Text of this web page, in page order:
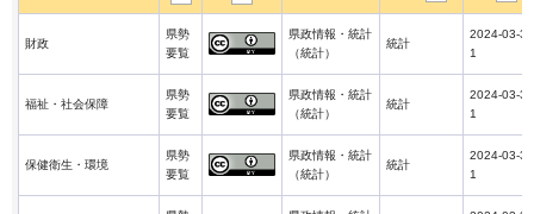
財政
県勢
要覧
県政情報・統計
（統計）
統計
2024-03-3
1
福祉・社会保障
県勢
要覧
県政情報・統計
（統計）
統計
2024-03-3
1
保健衛生・環境
県勢
要覧
県政情報・統計
（統計）
統計
2024-03-3
1